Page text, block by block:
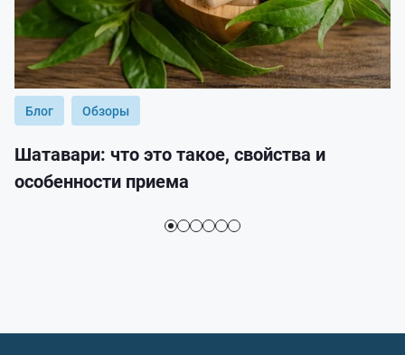
Блог Обзоры
Шатавари: что это такое, свойства и
особенности приема